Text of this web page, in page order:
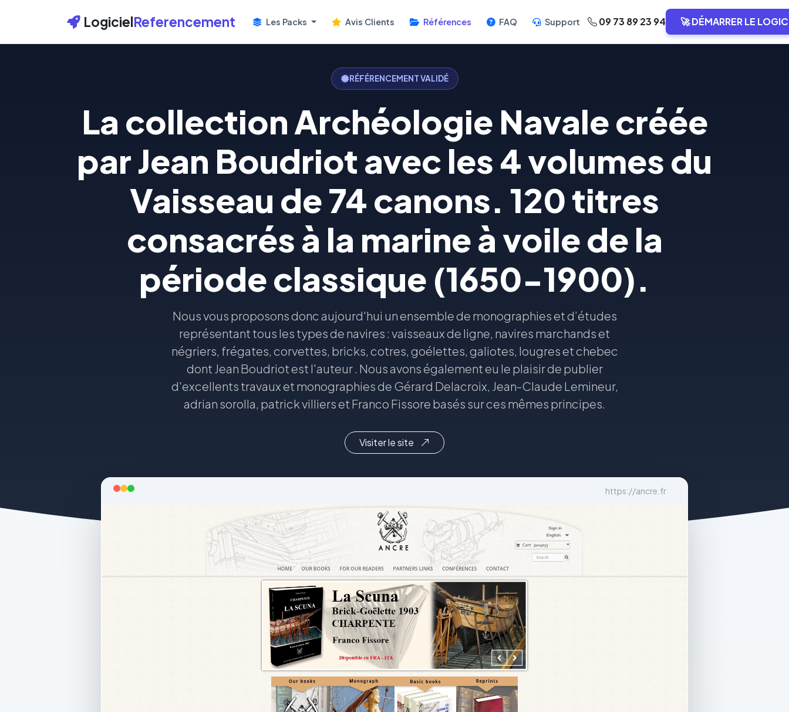
LogicielReferencement Les Packs Avis Clients Références FAQ Support 09 73 89 23 94 🚀 DÉMARRER LE
RÉFÉRENCEMENT VALIDÉ
La collection Archéologie Navale créée
par Jean Boudriot avec les 4 volumes du
Vaisseau de 74 canons. 120 titres
consacrés à la marine à voile de la
période classique (1650-1900).
Nous vous proposons donc aujourd'hui un ensemble de monographies et d’études
représentant tous les types de navires : vaisseaux de ligne, navires marchands et
négriers, frégates, corvettes, bricks, cotres, goélettes, galiotes, lougres et chebec
dont Jean Boudriot est l'auteur . Nous avons également eu le plaisir de publier
d'excellents travaux et monographies de Gérard Delacroix, Jean-Claude Lemineur,
adrian sorolla, patrick villiers et Franco Fissore basés sur ces mêmes principes.
Visiter le site
https://ancre.fr